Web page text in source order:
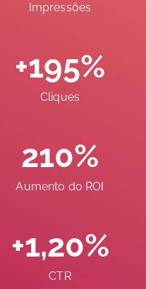
Impressões
+195%
Cliques
210%
Aumento do ROI
+1,20%
CTR